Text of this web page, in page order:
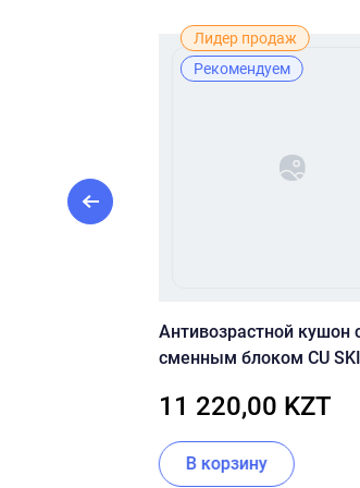
Лидер продаж
Рекомендуем
Антивозрастной кушон
сменным блоком CU
PACT (SPF50+/PA+++) 21
11 220,00 KZT
В корзину